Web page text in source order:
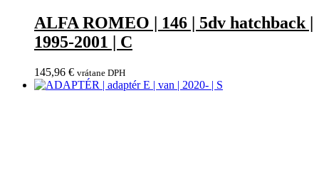
ALFA ROMEO | 146 | 5dv hatchback |
1995-2001 | C
145,96 € vrátane DPH